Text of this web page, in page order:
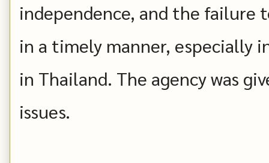
independence, and the failure
in a timely manner,
in Thailand. The agency was
issues.